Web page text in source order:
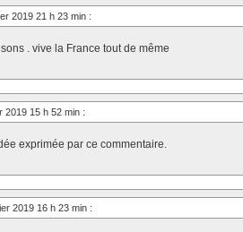
2019 21 h 23 min :
. vive la France tout de même
2019 15 h 52 min :
exprimée par ce commentaire.
2019 16 h 23 min :